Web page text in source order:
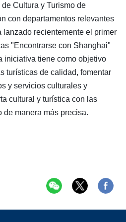
Cultura y Turismo de
con departamentos relevantes
lanzado recientemente el primer
"Encontrarse con Shanghai"
iniciativa tiene como objetivo
turísticas de calidad, fomentar
y servicios culturales y
cultural y turística con las
de manera más precisa.